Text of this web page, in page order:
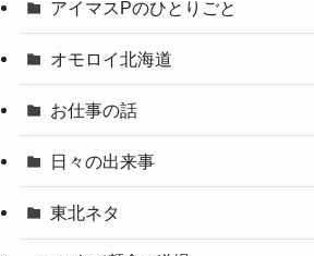
アイマスPのひとりごと
オモロイ北海道
お仕事の話
日々の出来事
東北ネタ